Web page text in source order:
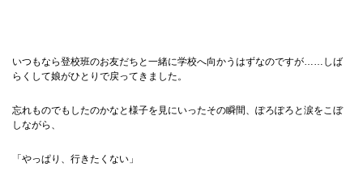
いつもなら登校班のお友だちと一緒に学校へ向かうはずなのですが……しば
らくして娘がひとりで戻ってきました。
忘れものでもしたのかなと様子を見にいったその瞬間、ぽろぽろと涙をこぼ
しながら、
「やっぱり、行きたくない」